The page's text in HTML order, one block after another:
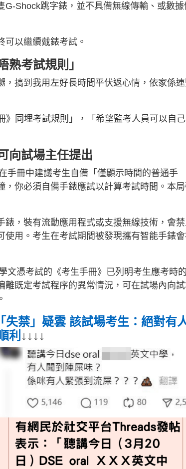
Shock跳字錶，並不具備無線傳輸、或數據
以繼續戴錶考試。
熟考試規則」
搞到我用左好長時間平伏返心情，依家係
同埋考試規則」，「希望監考人員可以自
向試場主任提出
手冊中建議考生自備「僅顯示時間的普通手
你必須自備手錶應試以計算考試時間。本
，裝有流動應用程式或支援無線技術，會
用。考生在考試期間被發現攜有智能手錶
文憑考試的《考生手冊》已列明考生應考時
既定考試程序的異常情況，可在試場內向
失禁」疑雲 該試場考生：絕對有
利 ↓↓↓↓